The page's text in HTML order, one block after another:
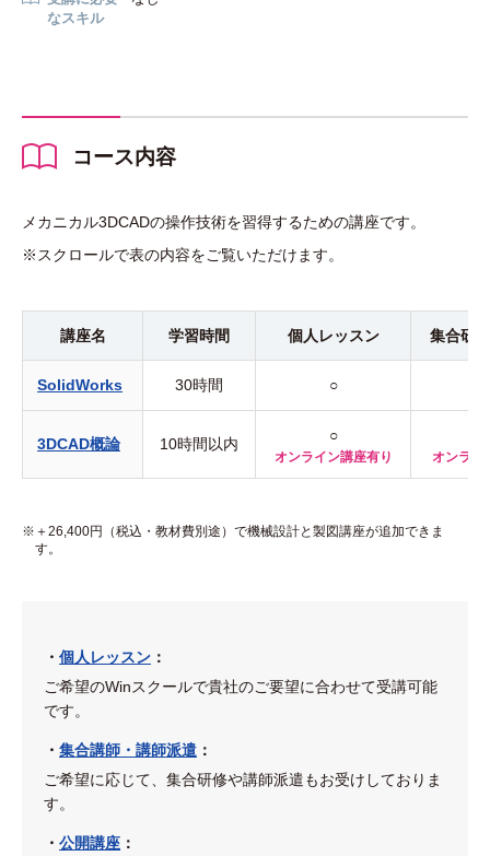
なスキル
コース内容
メカニカル3DCADの操作技術を習得するための講座です。
※スクロールで表の内容をご覧いただけます。
講座名 学習時間 個人レッスン 集合研修
SolidWorks 30時間 ○
3DCAD概論 10時間以内 ○
オンライン講座有り オンライ
＋26,400円（税込・教材費別途）で機械設計と製図講座が追加できま
す。
・ 個人レッスン ：
ご希望のWinスクールで貴社のご要望に合わせて受講可能
です。
・ 集合講師・講師派遣 ：
ご希望に応じて、集合研修や講師派遣もお受けしておりま
す。
・ 公開講座 ：